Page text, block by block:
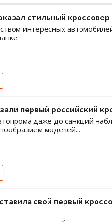
стильный кроссовер
интересных
первый российский
даже до санкций
моделей...
свой первый